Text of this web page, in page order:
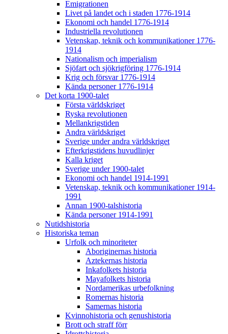
Emigrationen
Livet på landet och i staden 1776-1914
Ekonomi och handel 1776-1914
Industriella revolutionen
Vetenskap, teknik och kommunikationer 1776-
1914
Nationalism och imperialism
Sjöfart och sjökrigföring 1776-1914
Krig och försvar 1776-1914
Kända personer 1776-1914
Det korta 1900-talet
Första världskriget
Ryska revolutionen
Mellankrigstiden
Andra världskriget
Sverige under andra världskriget
Efterkrigstidens huvudlinjer
Kalla kriget
Sverige under 1900-talet
Ekonomi och handel 1914-1991
Vetenskap, teknik och kommunikationer 1914-
1991
Annan 1900-talshistoria
Kända personer 1914-1991
Nutidshistoria
Historiska teman
Urfolk och minoriteter
Aboriginernas historia
Aztekernas historia
Inkafolkets historia
Mayafolkets historia
Nordamerikas urbefolkning
Romernas historia
Samernas historia
Kvinnohistoria och genushistoria
Brott och straff förr